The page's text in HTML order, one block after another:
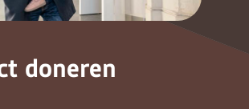
doneren